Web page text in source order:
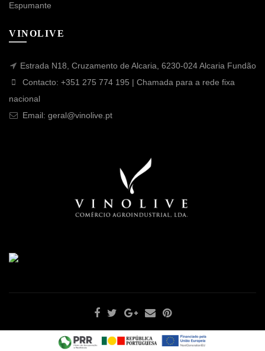
Espumante
VINOLIVE
Estrada N18, Cruzamento de Alcaria, 6230-024 Alcaria Fundão
Contacto: +351 275 774 195 | Chamada para a rede fixa
nacional
Email: geral@vinolive.pt